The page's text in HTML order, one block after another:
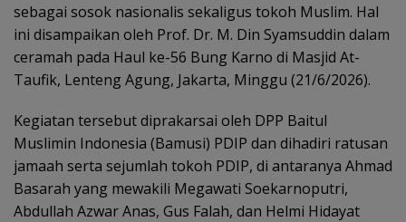
sebagai sosok nasionalis sekaligus tokoh Muslim. Hal
ini disampaikan oleh Prof. Dr. M. Din Syamsuddin dalam
ceramah pada Haul ke-56 Bung Karno di Masjid At-
Taufik, Lenteng Agung, Jakarta, Minggu (21/6/2026).
Kegiatan tersebut diprakarsai oleh DPP Baitul
Muslimin Indonesia (Bamusi) PDIP dan dihadiri ratusan
jamaah serta sejumlah tokoh PDIP, di antaranya Ahmad
Basarah yang mewakili Megawati Soekarnoputri,
Abdullah Azwar Anas, Gus Falah, dan Helmi Hidayat